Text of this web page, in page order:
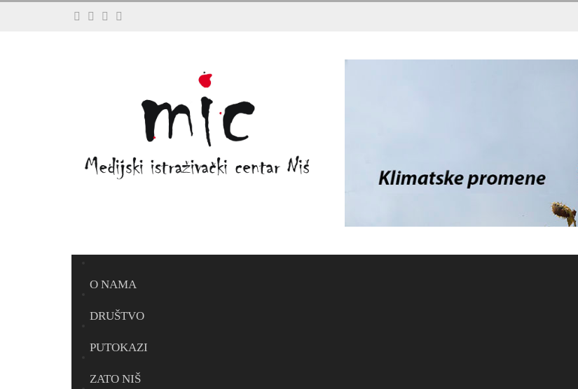
O NAMA
DRUŠTVO
PUTOKAZI
ZATO NIŠ